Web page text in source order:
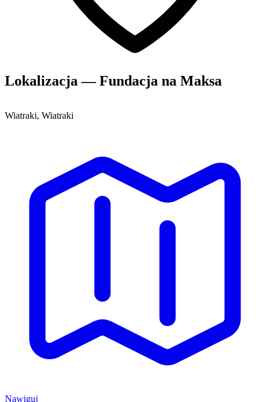
Lokalizacja — Fundacja na Maksa
Wiatraki, Wiatraki
Nawiguj